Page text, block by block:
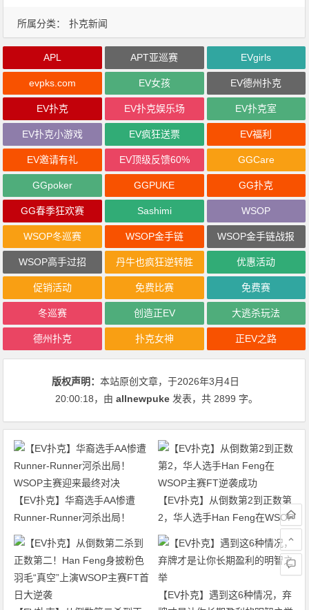
所属分类： 扑克新闻
APL APT亚巡赛 EVgirls
evpks.com EV女孩 EV德州扑克
EV扑克 EV扑克娱乐场 EV扑克室
EV扑克小游戏 EV疯狂送票 EV福利
EV邀请有礼 EV顶级反馈60% GGCare
GGpoker GGPUKE GG扑克
GG春季狂欢赛 Sashimi WSOP
WSOP冬巡赛 WSOP金手链 WSOP金手链战报
WSOP高手过招 丹牛也疯狂逆转胜 优惠活动
促销活动 免费比赛 免费赛
冬巡赛 创造正EV 大逃杀玩法
德州扑克 扑克女神 正EV之路
版权声明：本站原创文章，于2026年3月4日
20:00:18，由allnewpuke 发表，共 2899 字。
【EV扑克】华裔选手AA惨遭
Runner-Runner河杀出局！
WSOP主赛迎来最终对决
【EV扑克】从倒数第2到正数第
2，华人选手Han Feng在WSOP
主赛FT逆袭成功
【EV扑克】遇到这6种情况，弃